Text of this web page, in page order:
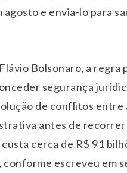
agosto e envia-lo para
Bolsonaro, a regra
segurança
de conflitos entre
antes de recorrer
cerca de R$ 91
conforme escreveu em